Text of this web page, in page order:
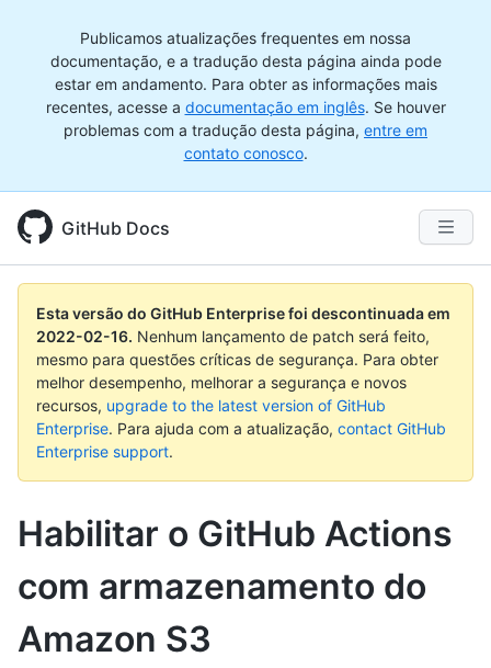
Publicamos atualizações frequentes em nossa
documentação, e a tradução desta página ainda pode
estar em andamento. Para obter as informações mais
recentes, acesse a documentação em inglês. Se houver
problemas com a tradução desta página, entre em
contato conosco.
GitHub Docs
Esta versão do GitHub Enterprise foi descontinuada em
2022-02-16. Nenhum lançamento de patch será feito,
mesmo para questões críticas de segurança. Para obter
melhor desempenho, melhorar a segurança e novos
recursos, upgrade to the latest version of GitHub
Enterprise. Para ajuda com a atualização, contact GitHub
Enterprise support.
Habilitar o GitHub Actions
com armazenamento do
Amazon S3